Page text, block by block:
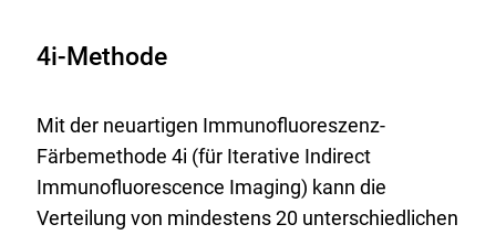
n
4i-Methode
Mit der neuartigen Immunofluoreszenz-
Färbemethode 4i (für Iterative Indirect
Immunofluorescence Imaging) kann die
Verteilung von mindestens 20 unterschiedlichen